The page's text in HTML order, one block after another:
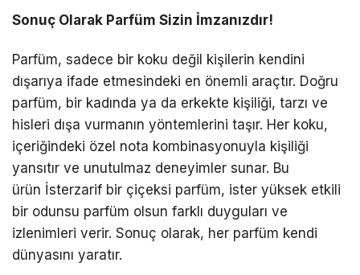
Sonuç Olarak Parfüm Sizin İmzanızdır!
Parfüm, sadece bir koku değil kişilerin kendini
dışarıya ifade etmesindeki en önemli araçtır. Doğru
parfüm, bir kadında ya da erkekte kişiliği, tarzı ve
hisleri dışa vurmanın yöntemlerini taşır. Her koku,
içeriğindeki özel nota kombinasyonuyla kişiliği
yansıtır ve unutulmaz deneyimler sunar. Bu
ürün İsterzarif bir çiçeksi parfüm, ister yüksek etkili
bir odunsu parfüm olsun farklı duyguları ve
izlenimleri verir. Sonuç olarak, her parfüm kendi
dünyasını yaratır.